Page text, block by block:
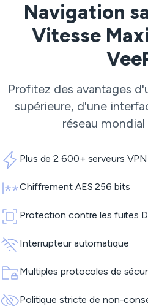
Navigation
Vitesse
Profitez des avantages
supérieure, d'une
réseau mondial
Plus de 2 600+ serveurs VPN
Chiffrement AES 256 bits
Protection contre les fuites
Interrupteur automatique
Multiples protocoles de
Politique stricte de non-